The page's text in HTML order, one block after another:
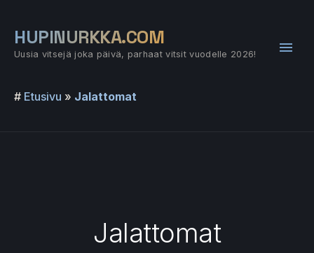
sisältöön
HUPINURKKA.COM
Uusia vitsejä joka päivä, parhaat vitsit vuodelle 2026!
# Etusivu » Jalattomat
Jalattomat